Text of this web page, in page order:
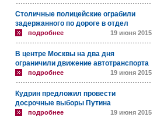
Столичные полицейские ограбили
задержанного по дороге в отдел
подробнее 19 июня 2015
В центре Москвы на два дня
ограничили движение автотранспорта
подробнее 19 июня 2015
Кудрин предложил провести
досрочные выборы Путина
подробнее 19 июня 2015